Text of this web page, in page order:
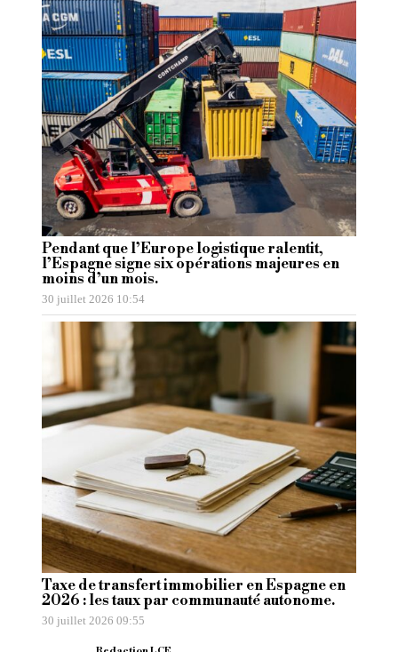
Pendant que l’Europe logistique ralentit,
l’Espagne signe six opérations majeures en
moins d’un mois.
30 juillet 2026 10:54
Taxe de transfert immobilier en Espagne en
2026 : les taux par communauté autonome.
30 juillet 2026 09:55